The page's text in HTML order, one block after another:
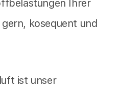
Ihrer
kosequent und
ist unser